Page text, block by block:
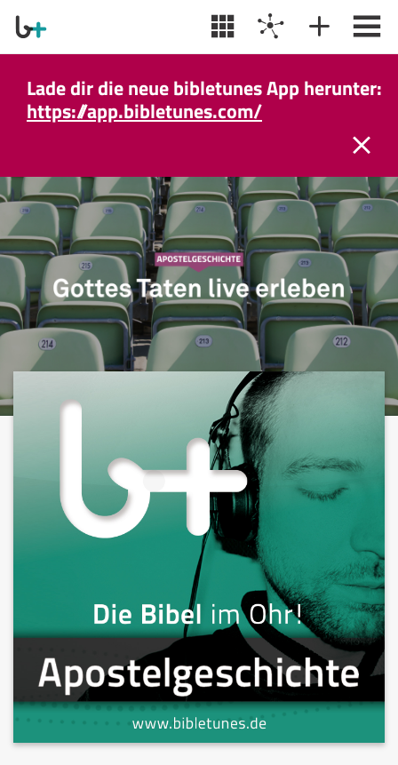
Lade dir die neue bibletunes App herunter:
https://app.bibletunes.com/